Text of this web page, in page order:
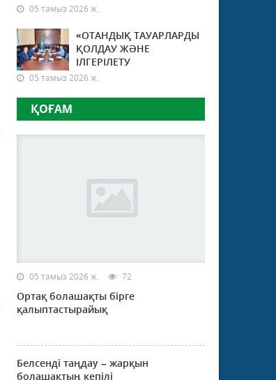
05 тамыз 2026 ж.
«ОТАНДЫҚ ТАУАРЛАРДЫ
ҚОЛДАУ ЖӘНЕ
ІЛГЕРІЛЕТУ
05 тамыз 2026 ж.
ҚОҒАМ
05 тамыз 2026 ж. 72
Ортақ болашақты бірге
қалыптастырайық
Белсенді таңдау – жарқын
болашақтың кепілі